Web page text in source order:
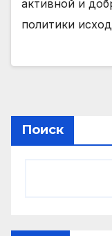
активной и
политики
Поиск